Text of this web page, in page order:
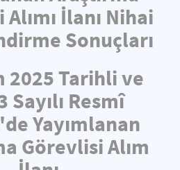
İlanı Nihai
Sonuçları
2025 Tarihli ve
Sayılı Resmî
Yayımlanan
Görevlisi Alım